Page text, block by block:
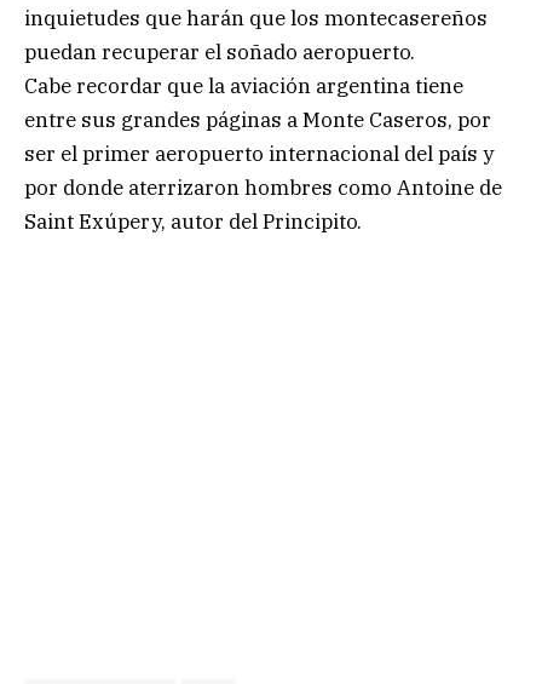
inquietudes que harán que los montecasereños
puedan recuperar el soñado aeropuerto.
Cabe recordar que la aviación argentina tiene
entre sus grandes páginas a Monte Caseros, por
ser el primer aeropuerto internacional del país y
por donde aterrizaron hombres como Antoine de
Saint Exúpery, autor del Principito.